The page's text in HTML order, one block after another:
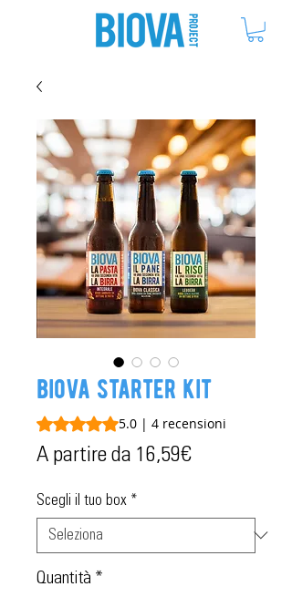
biova starter kit
Sulla base di 4 recensioni, la
5.0 | 4 recensioni
A partire da 16,59€Prezzo
Scegli il tuo box *
Quantità *